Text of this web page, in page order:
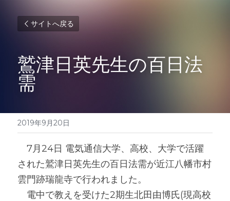
サイトへ戻る
鷲津日英先生の百日法
需
2019年9月20日
7月24日 電気通信大学、高校、大学で活躍
された鷲津日英先生の百日法需が近江八幡市村
雲門跡瑞龍寺で行われました。
電中で教えを受けた2期生北田由博氏(現高校